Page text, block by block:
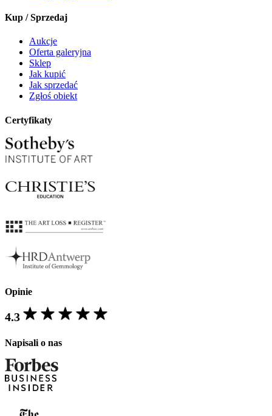
Kup / Sprzedaj
Aukcje
Oferta galeryjna
Sklep
Jak kupić
Jak sprzedać
Zgłoś obiekt
Certyfikaty
Opinie
4.3
Napisali o nas